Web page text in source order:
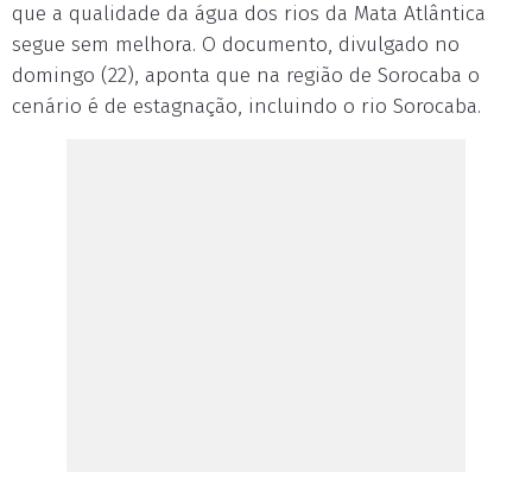
que a qualidade da água dos rios da Mata Atlântica
segue sem melhora. O documento, divulgado no
domingo (22), aponta que na região de Sorocaba o
cenário é de estagnação, incluindo o rio Sorocaba.